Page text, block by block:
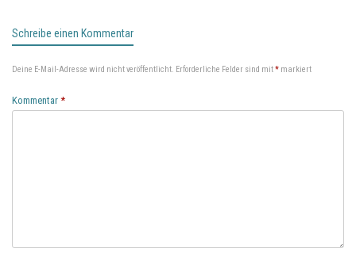
Schreibe einen Kommentar
Deine E-Mail-Adresse wird nicht veröffentlicht. Erforderliche Felder sind mit* markiert
Kommentar *